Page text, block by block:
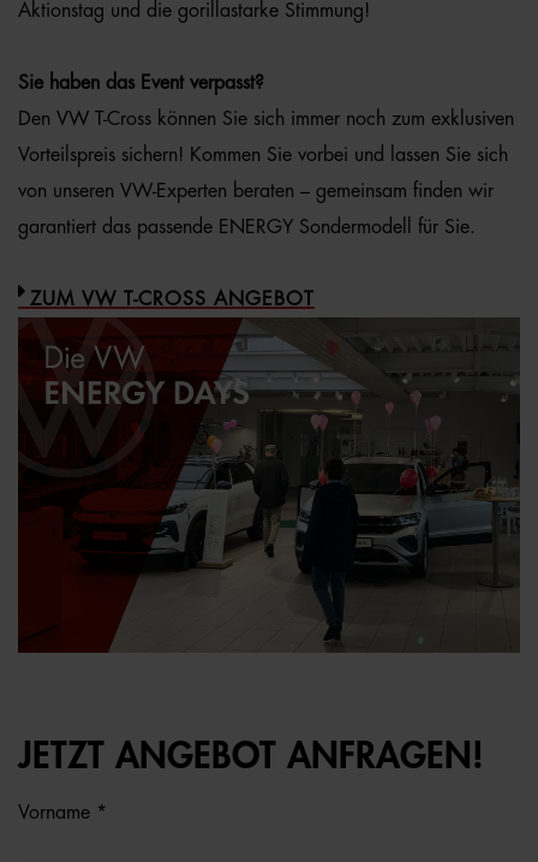
Aktionstag und die gorillastarke Stimmung!
Sie haben das Event verpasst?
Den VW T-Cross können Sie sich immer noch zum exklusiven
Vorteilspreis sichern! Kommen Sie vorbei und lassen Sie sich
von unseren VW-Experten beraten – gemeinsam finden wir
garantiert das passende ENERGY Sondermodell für Sie.
ZUM VW T-CROSS ANGEBOT
JETZT ANGEBOT ANFRAGEN!
Vorname *